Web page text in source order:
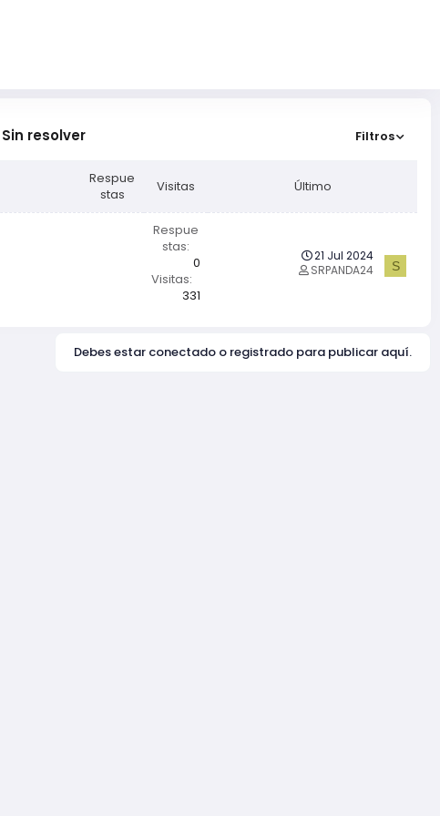
Sin resolver Filtros
Respue
stas
Visitas Último
Respue
stas
0
Visitas
331
21 Jul 2024
SRPANDA24
S
Debes estar conectado o registrado para publicar aquí.